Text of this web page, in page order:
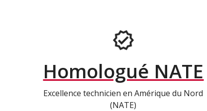
Homologué NATE
Excellence technicien en Amérique du Nord
(NATE)